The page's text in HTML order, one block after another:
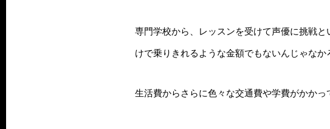
専門学校から、レッスンを受けて声優に挑戦
けで乗りきれるような金額でもないんじゃなか
生活費からさらに色々な交通費や学費がかかっ